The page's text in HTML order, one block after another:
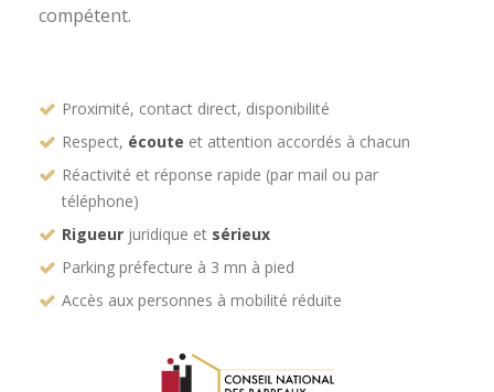
compétent.
Proximité, contact direct, disponibilité
Respect, écoute et attention accordés à chacun
Réactivité et réponse rapide (par mail ou par
téléphone)
Rigueur juridique et sérieux
Parking préfecture à 3 mn à pied
Accès aux personnes à mobilité réduite